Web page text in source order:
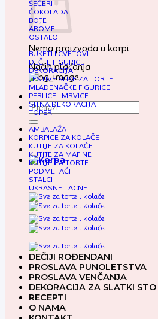
Nema proizvoda u korpi.
Način plaćanja
Pretraga
za:
ŠEĆERI
ČOKOLADA
BOJE
AROME
OSTALO
BUKETI I CVETOVI
DEČJE FIGURICE
DEKORACIJA
JESTIVE SLIKE ZA TORTE
MLADENAČKE FIGURICE
PERLICE I MRVICE
SITNA DEKORACIJA
TOPERI
AMBALAŽA
KORPICE ZA KOLAČE
KUTIJE ZA KOLAČE
KUTIJE ZA MAFINE
KUTIJE ZA TORTE
PODMETAČI
STALCI
UKRASNE TACNE
DEČIJI ROĐENDANI
PROSLAVA PUNOLETSTVA
PROSLAVA VENČANJA
DEKORACIJA ZA SLATKI STO
RECEPTI
O NAMA